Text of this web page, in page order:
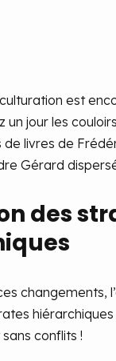
est
un jour les
de livres de
Gérard
des
changements,
sans conflits !